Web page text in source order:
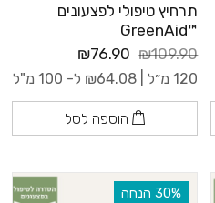
תרחיץ טיפולי לפצעונים
™GreenAid
₪109.90
₪76.90
120 מ״ל | ₪64.08 ל- 100 מ"ל
הוספה לסל
‫30% הנחה